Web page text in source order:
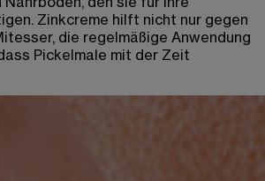
Zinkcreme hilft nicht nur gegen
, die regelmäßige Anwendung
Pickelmale mit der Zeit